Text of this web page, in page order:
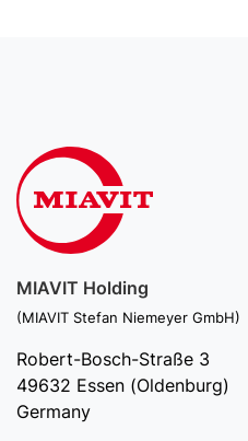
MIAVIT Holding
(MIAVIT Stefan Niemeyer GmbH)
Robert-Bosch-Straße 3
49632 Essen (Oldenburg)
Germany